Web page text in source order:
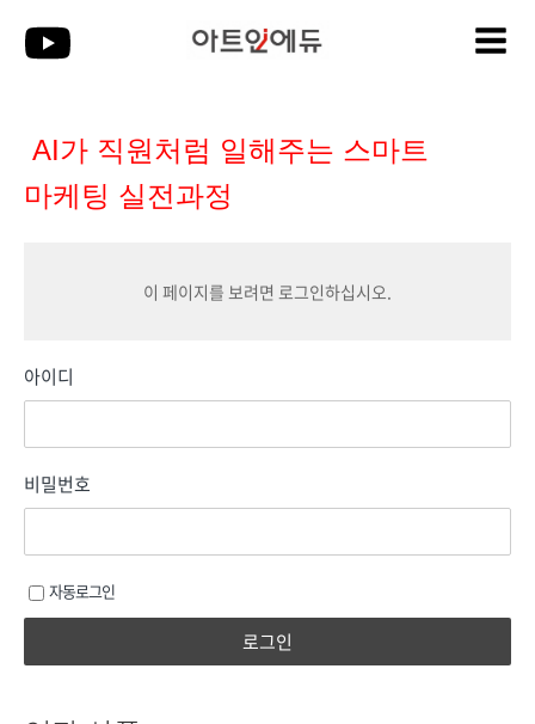
건너뛰기
AI가 직원처럼 일해주는 스마트
마케팅 실전과정
이 페이지를 보려면 로그인하십시오.
아이디
비밀번호
자동로그인
로그인